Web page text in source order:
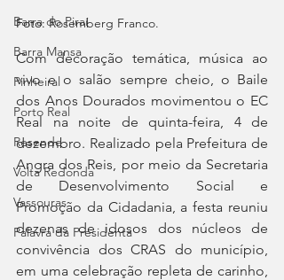
Barra do Piraí
Barra Mansa
Pinheiral
Porto Real
Resende
Volta Redonda
Vassouras
Palavra da Presidenta
Foto: Rosemberg Franco.
Com decoração temática, música ao
vivo e o salão sempre cheio, o Baile
dos Anos Dourados movimentou o EC
Real na noite de quinta-feira, 4 de
dezembro. Realizado pela Prefeitura de
Angra dos Reis, por meio da Secretaria
de Desenvolvimento Social e
Promoção da Cidadania, a festa reuniu
dezenas de idosos dos núcleos de
convivência dos CRAS do município,
em uma celebração repleta de carinho,